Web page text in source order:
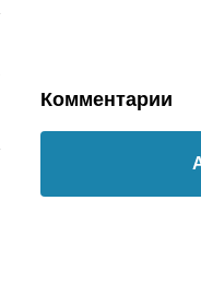
Комментарии